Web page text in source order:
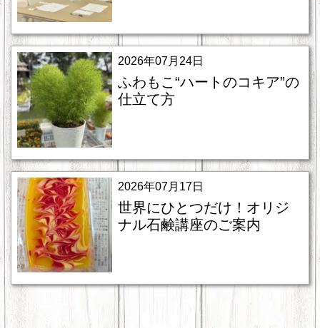
2026年07月24日
ふわもこ“ハートのコキア”の
仕立て方
2026年07月17日
世界にひとつだけ！オリジ
ナル石鹸講座のご案内